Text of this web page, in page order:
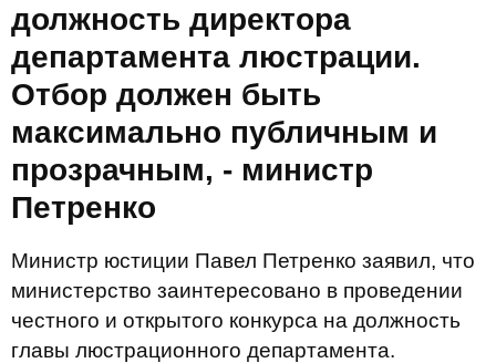
должность директора
департамента люстрации.
Отбор должен быть
максимально публичным и
прозрачным, - министр
Петренко
Министр юстиции Павел Петренко заявил, что
министерство заинтересовано в проведении
честного и открытого конкурса на должность
главы люстрационного департамента.